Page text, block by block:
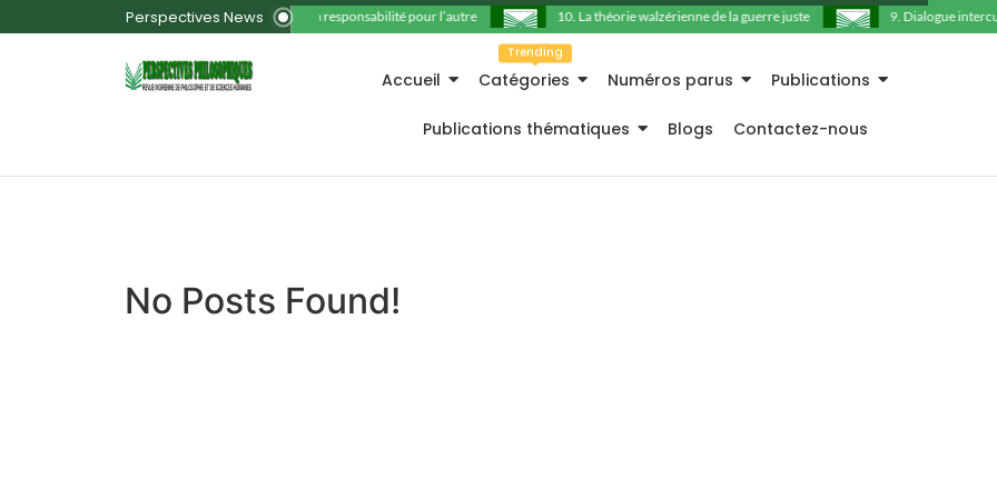
Perspectives News 11. La responsabilité pour l’autre 10. La théorie walzérienne de la guerre juste 9. Dialogue
Accueil Catégories
Trending
Numéros parus Publications
Publications thématiques Blogs Contactez-nous
No Posts Found!